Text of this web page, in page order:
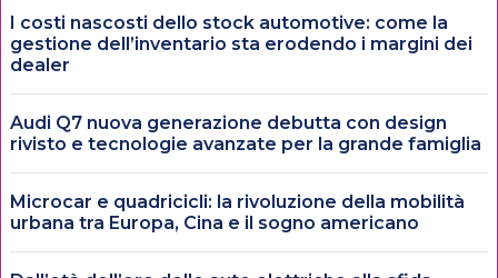
I costi nascosti dello stock automotive: come la
gestione dell’inventario sta erodendo i margini dei
dealer
Audi Q7 nuova generazione debutta con design
rivisto e tecnologie avanzate per la grande famiglia
Microcar e quadricicli: la rivoluzione della mobilità
urbana tra Europa, Cina e il sogno americano